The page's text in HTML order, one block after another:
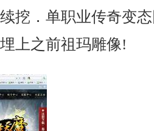
挖．单职业传奇变
上之前祖玛雕像!